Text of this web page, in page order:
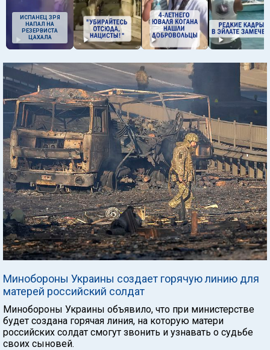
ИСПАНЕЦ ЗРЯ
НАПАЛ НА
РЕЗЕРВИСТА
ЦАХАЛА
Минобороны Украины создает горячую линию для
матерей российский солдат
Минобороны Украины объявило, что при министерстве
будет создана горячая линия, на которую матери
российских солдат смогут звонить и узнавать о судьбе
своих сыновей.